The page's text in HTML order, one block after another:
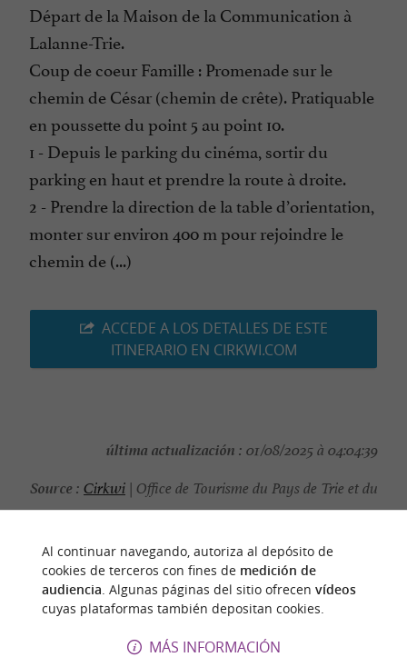
Départ de la Maison de la Communication à
Lalanne-Trie.
Coup de coeur Famille : Promenade sur le
chemin de César (chemin de crête). Pratiquable
en poussette du point 5 au point 10.
1 - Depuis le parking du cinéma, sortir du
parking en haut et prendre la route à droite.
2 - Prendre la direction de la table d’orientation,
monter sur environ 400 m pour rejoindre le
chemin de (...)
ACCEDE A LOS DETALLES DE ESTE
ITINERARIO EN CIRKWI.COM
última actualización : 01/08/2025 à 04:04:39
Source : Cirkwi | Office de Tourisme du Pays de Trie et du
Magnoac
autor de la foto : Office de Tourisme
Al continuar navegando, autoriza al depósito de
cookies de terceros con fines de medición de
audiencia. Algunas páginas del sitio ofrecen vídeos
cuyas plataformas también depositan cookies.
MÁS INFORMACIÓN